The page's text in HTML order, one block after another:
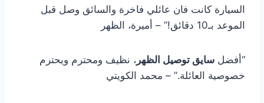
السيارة كانت فان عائلي فاخرة والسائق وصل قبل
الموعد بـ10 دقائق!” – أميرة، الظهر
“أفضل سايق توصيل الظهر ، نظيف ومحترم ويحترم
خصوصية العائلة.” – محمد الكويتي